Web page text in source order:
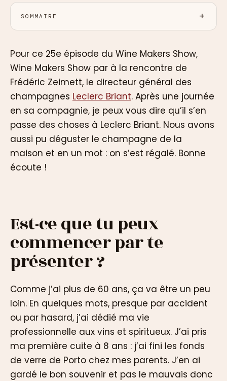
SOMMAIRE
Pour ce 25e épisode du Wine Makers Show,
Wine Makers Show par à la rencontre de
Frédéric Zeimett, le directeur général des
champagnes Leclerc Briant. Après une journée
en sa compagnie, je peux vous dire qu’il s’en
passe des choses à Leclerc Briant. Nous avons
aussi pu déguster le champagne de la
maison et en un mot : on s’est régalé. Bonne
écoute !
Est-ce que tu peux
commencer par te
présenter ?
Comme j’ai plus de 60 ans, ça va être un peu
loin. En quelques mots, presque par accident
ou par hasard, j’ai dédié ma vie
professionnelle aux vins et spiritueux. J’ai pris
ma première cuite à 8 ans : j’ai fini les fonds
de verre de Porto chez mes parents. J’en ai
gardé le bon souvenir et pas le mauvais donc